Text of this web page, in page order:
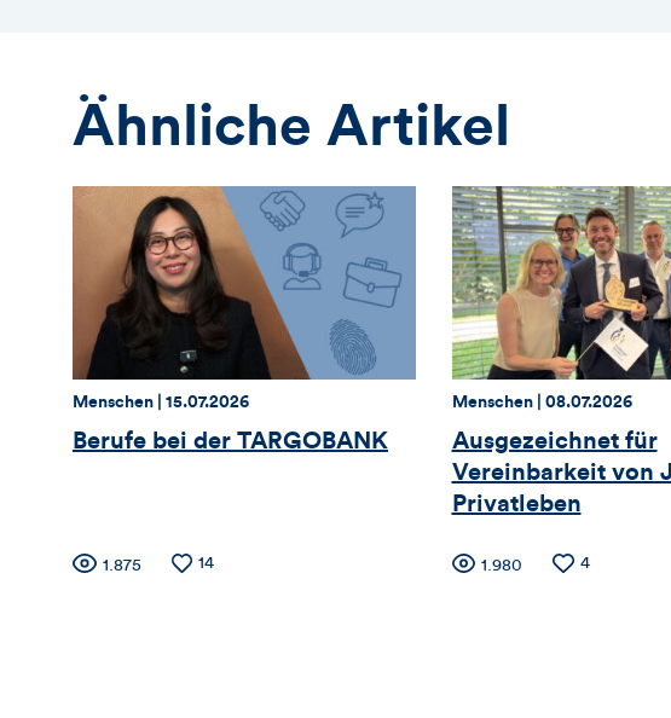
Ähnliche Artikel
Thema:
Menschen | Datum:
15.07.2026
Berufe bei der TARGOBANK
Zähler
Anzahl
1.875
Anzahl
14
Thema:
Menschen | Datum:
08.07.2026
Ausgezeichnet für
Vereinbarkeit von
Privatleben
Zähler
Anzahl
1.980
Anzahl
4